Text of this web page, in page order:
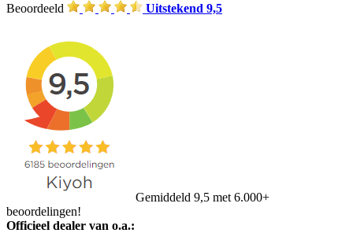
Beoordeeld
Uitstekend 9,5
Gemiddeld 9,5 met 6.000+
beoordelingen!
Officieel dealer van o.a.: